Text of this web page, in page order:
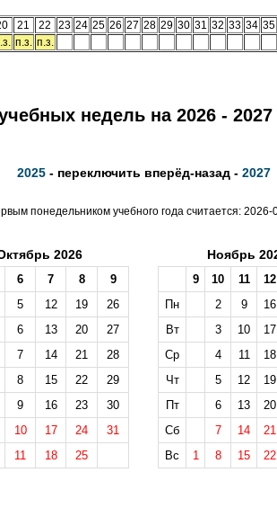
21 22 23 24 25 26 27 28 29 30 31 32 33 34 35
п.з. п.з.
недель на 2026 -
2025- переключить вперёд-назад - 2027
понедельником учебного года считается: 2026-
2026
6 7 8
9
5 12 19
26
6 13 20
27
7 14 21
28
8 15 22
29
9 16 23
30
10 17 24
31
11 18 25
Ноябрь
9 10 11 12
Пн
2 9 16
Вт
3 10 17
Ср
4 11 18
Чт
5 12 19
Пт
6 13 20
Сб
7 14 21
Вс
1 8 15 22